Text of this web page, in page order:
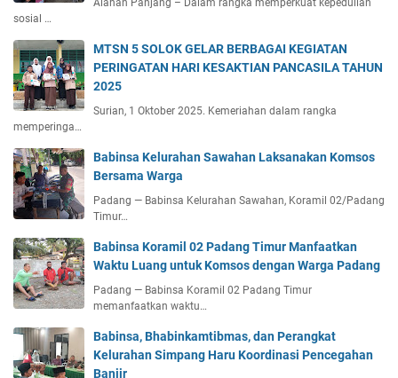
Alahan Panjang – Dalam rangka memperkuat kepedulian
sosial …
MTSN 5 SOLOK GELAR BERBAGAI KEGIATAN
PERINGATAN HARI KESAKTIAN PANCASILA TAHUN
2025
Surian, 1 Oktober 2025. Kemeriahan dalam rangka
memperinga…
Babinsa Kelurahan Sawahan Laksanakan Komsos
Bersama Warga
Padang — Babinsa Kelurahan Sawahan, Koramil 02/Padang
Timur…
Babinsa Koramil 02 Padang Timur Manfaatkan
Waktu Luang untuk Komsos dengan Warga Padang
Padang — Babinsa Koramil 02 Padang Timur
memanfaatkan waktu…
Babinsa, Bhabinkamtibmas, dan Perangkat
Kelurahan Simpang Haru Koordinasi Pencegahan
Banjir